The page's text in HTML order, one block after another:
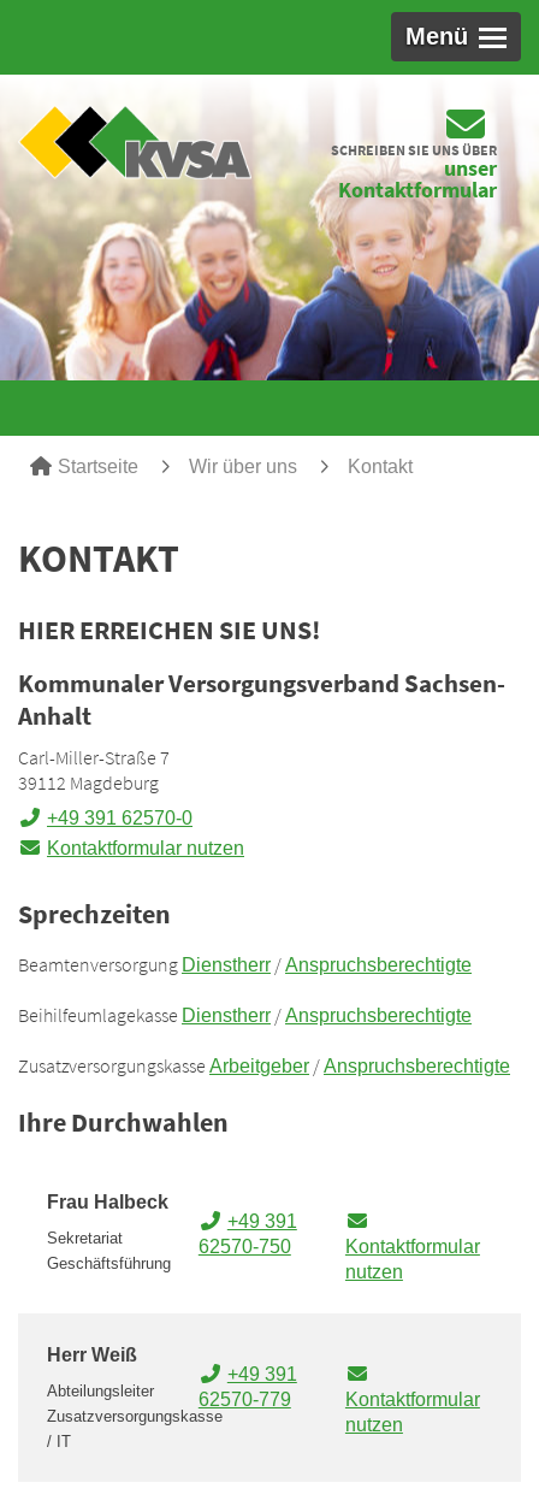
Menü
SCHREIBEN SIE UNS ÜBER
unser
Kontaktformular
Startseite Wir über uns Kontakt
KONTAKT
HIER ERREICHEN SIE UNS!
Kommunaler Versorgungsverband Sachsen-
Anhalt
Carl-Miller-Straße 7
39112 Magdeburg
+49 391 62570-0
Kontaktformular nutzen
Sprechzeiten
Beamtenversorgung Dienstherr /Anspruchsberechtigte
Beihilfeumlagekasse Dienstherr /Anspruchsberechtigte
Zusatzversorgungskasse Arbeitgeber /Anspruchsberechtigte
Ihre Durchwahlen
Frau Halbeck
Sekretariat
Geschäftsführung
+49 391
62570-750
Kontaktformular
nutzen
Herr Weiß
Abteilungsleiter
Zusatzversorgungskasse
/ IT
+49 391
62570-779
Kontaktformular
nutzen